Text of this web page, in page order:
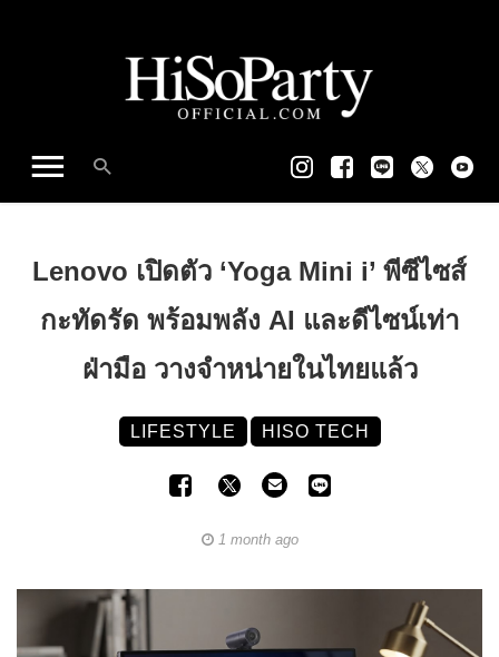
Lenovo เปิดตัว ‘Yoga Mini i’ พีซีไซส์
กะทัดรัด พร้อมพลัง AI และดีไซน์เท่า
ฝ่ามือ วางจำหน่ายในไทยแล้ว
LIFESTYLE HISO TECH
1 month ago